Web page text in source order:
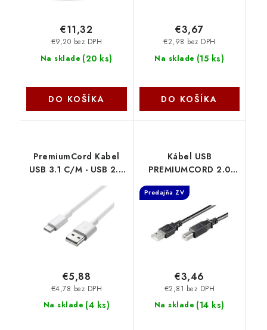
Na sklade (20 ks)
€9,20 bez DPH
€11,32
DO KOŠÍKA
Na sklade (15 ks)
€2,98 bez DPH
€3,67
DO KOŠÍKA
PremiumCord Kabel
USB 3.1 C/M - USB 2.0
proudem 3A, 2m, bílá
ku31cf2w
Na sklade (4 ks)
€4,78 bez DPH
€5,88
Kábel USB
PREMIUMCORD 2.0
ku2ab3bk
PremiumCord
Predajňa ZV
Na sklade (14 ks)
€2,81 bez DPH
€3,46